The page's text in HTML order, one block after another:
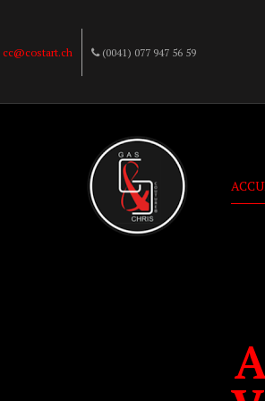
cc@costart.ch (0041) 077 947 56 59